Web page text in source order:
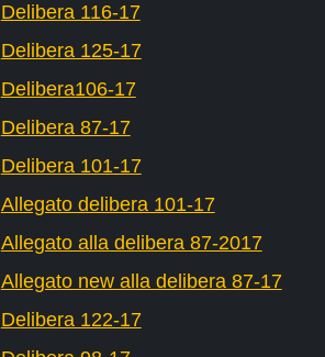
Delibera 116-17
Delibera 125-17
Delibera106-17
Delibera 87-17
Delibera 101-17
Allegato delibera 101-17
Allegato alla delibera 87-2017
Allegato new alla delibera 87-17
Delibera 122-17